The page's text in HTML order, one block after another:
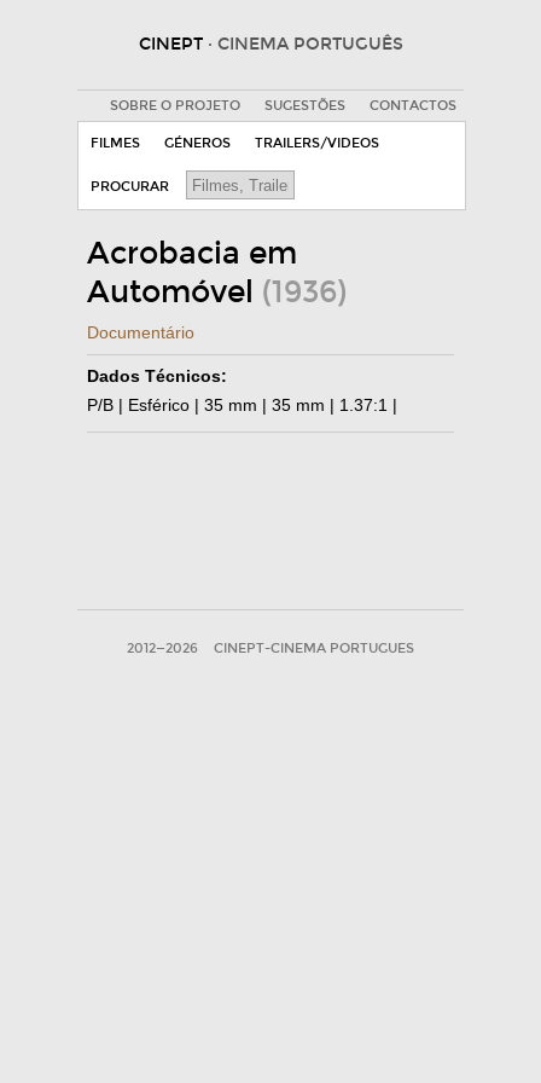
CINEPT · CINEMA PORTUGUÊS
SOBRE O PROJETO SUGESTÕES CONTACTOS
FILMES GÉNEROS TRAILERS/VIDEOS
PROCURAR
Acrobacia em
Automóvel (1936)
Documentário
Dados Técnicos:
P/B | Esférico | 35 mm | 35 mm | 1.37:1 |
2012—2026 CINEPT-CINEMA PORTUGUES